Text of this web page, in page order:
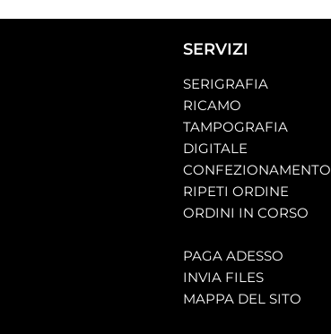
SERVIZI
SERIGRAFIA
RICAMO
TAMPOGRAFIA
DIGITALE
CONFEZIONAMENTO
RIPETI ORDINE
ORDINI IN CORSO
PAGA ADESSO
INVIA FILES
MAPPA DEL SITO